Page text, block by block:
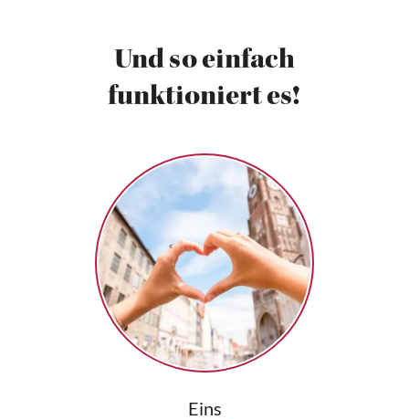
Und so einfach
funktioniert es!
Eins